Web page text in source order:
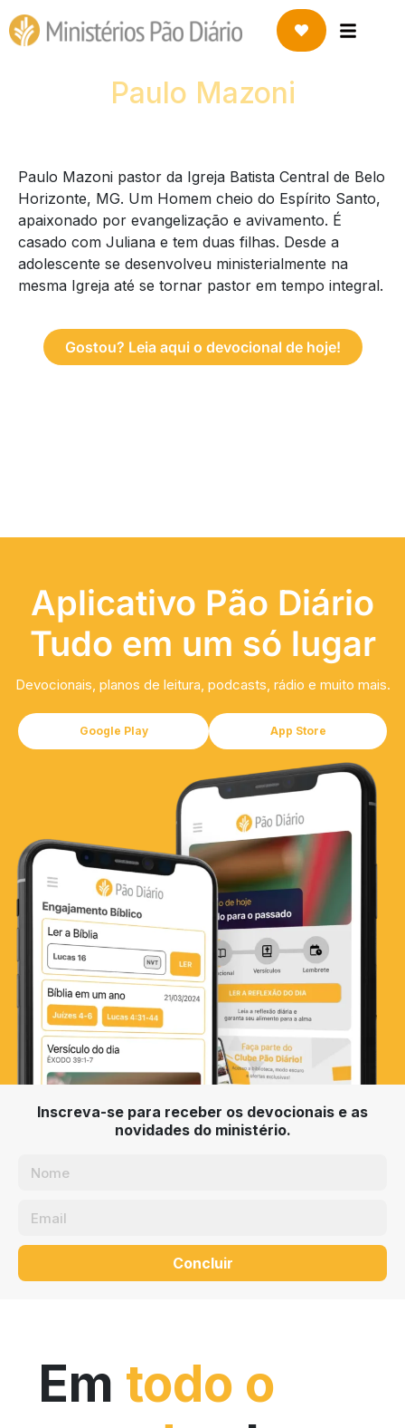
Paulo Mazoni
Paulo Mazoni pastor da Igreja Batista Central de Belo
Horizonte, MG. Um Homem cheio do Espírito Santo,
apaixonado por evangelização e avivamento. É
casado com Juliana e tem duas filhas. Desde a
adolescente se desenvolveu ministerialmente na
mesma Igreja até se tornar pastor em tempo integral.
Gostou? Leia aqui o devocional de hoje!
Aplicativo Pão Diário
Tudo em um só lugar
Devocionais, planos de leitura, podcasts, rádio e muito mais.
Google Play App Store
Inscreva-se para receber os devocionais e as
novidades do ministério.
Concluir
Em todo o